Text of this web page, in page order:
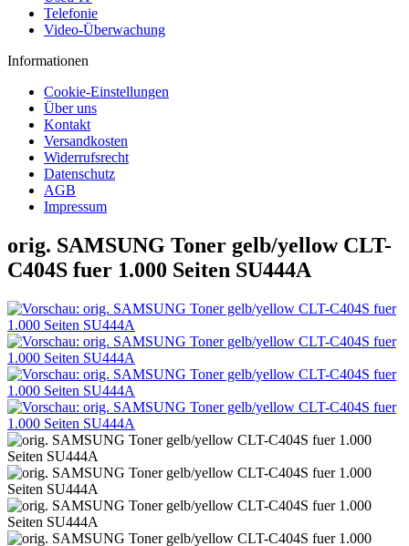
Telefonie
Video-Überwachung
Informationen
Cookie-Einstellungen
Über uns
Kontakt
Versandkosten
Widerrufsrecht
Datenschutz
AGB
Impressum
orig. SAMSUNG Toner gelb/yellow CLT-
C404S fuer 1.000 Seiten SU444A